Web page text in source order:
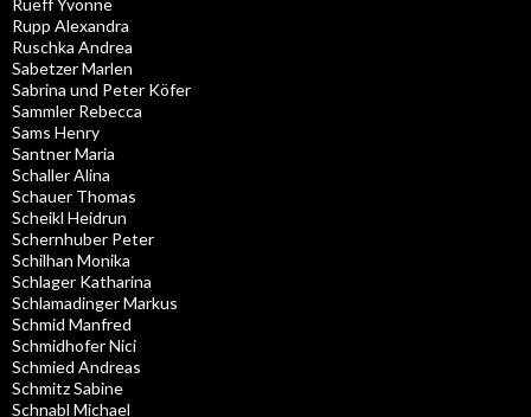
Rupp Alexandra
Ruschka Andrea
Sabetzer Marlen
Sabrina und Peter Köfer
Sammler Rebecca
Sams Henry
Santner Maria
Schaller Alina
Schauer Thomas
Scheikl Heidrun
Schernhuber Peter
Schilhan Monika
Schlager Katharina
Schlamadinger Markus
Schmid Manfred
Schmidhofer Nici
Schmied Andreas
Schmitz Sabine
Schnabl Michael